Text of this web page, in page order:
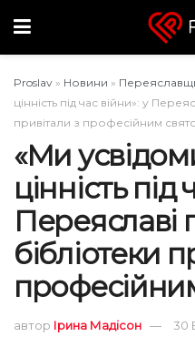
Proslav » Новини »
цінність під час війни»: у
привітали з професійним
«Ми
цінність під
Переяславі
бібліотеки
автор Ірина Мадісон 30